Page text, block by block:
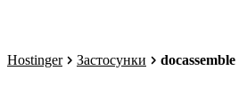
Hostinger Застосунки docassemble